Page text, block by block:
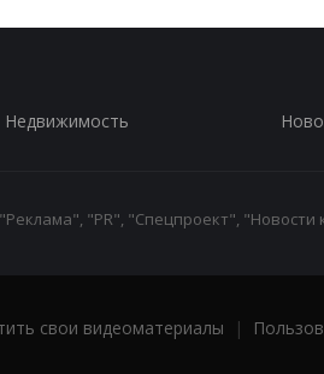
Недвижимость
"PR", "Спецпроект",
свои видеоматериалы |